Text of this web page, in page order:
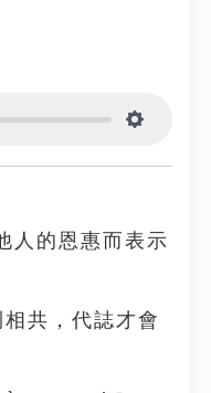
人的恩惠而表示
共，代誌才會